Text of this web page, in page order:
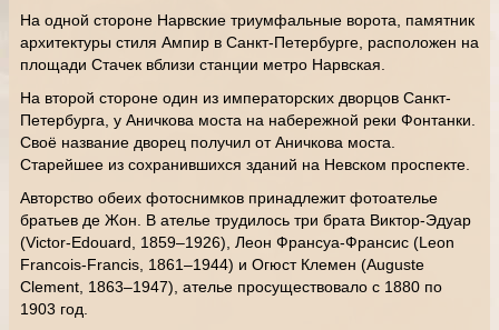
На одной стороне Нарвские триумфальные ворота, памятник
архитектуры стиля Ампир в Санкт-Петербурге, расположен на
площади Стачек вблизи станции метро Нарвская.
На второй стороне один из императорских дворцов Санкт-
Петербурга, у Аничкова моста на набережной реки Фонтанки.
Своё название дворец получил от Аничкова моста.
Старейшее из сохранившихся зданий на Невском проспекте.
Авторство обеих фотоснимков принадлежит фотоателье
братьев де Жон. В ателье трудилось три брата Виктор-Эдуар
(Victor-Edouard, 1859–1926), Леон Франсуа-Франсис (Leon
Francois-Francis, 1861–1944) и Огюст Клемен (Auguste
Clement, 1863–1947), ателье просуществовало с 1880 по
1903 год.